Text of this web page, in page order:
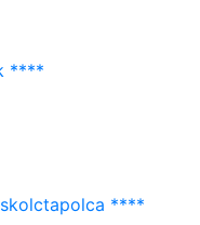
****
****